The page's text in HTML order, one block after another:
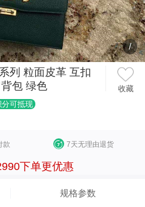
/
列 粒面皮革 互扣
包 绿色
收藏
分可抵现
款 7天无理由退货
下单更优惠
规格参数